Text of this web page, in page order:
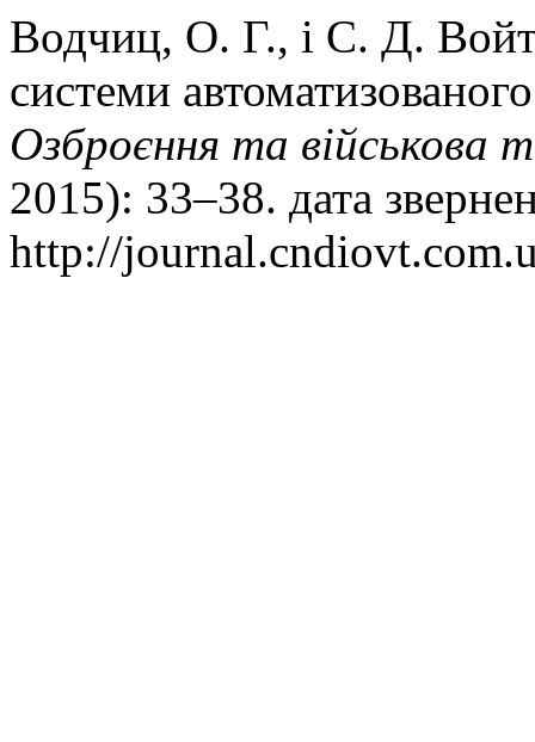
Водчиц, О. Г., і С. Д.
системи
Озброєння та військова
2015): 33–38. дата
http://